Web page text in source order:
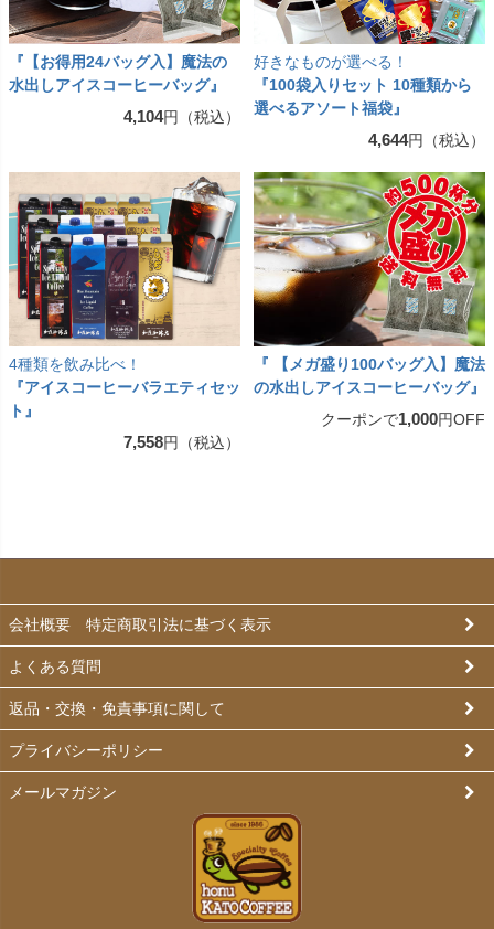
『【お得用24バッグ入】魔法の
水出しアイスコーヒーバッグ』
4,104円（税込）
好きなものが選べる！
『100袋入りセット 10種類から
選べるアソート福袋』
4,644円（税込）
4種類を飲み比べ！
『アイスコーヒーバラエティセッ
ト』
7,558円（税込）
『 【メガ盛り100バッグ入】魔法
の水出しアイスコーヒーバッグ』
クーポンで1,000円OFF
会社概要 特定商取引法に基づく表示
よくある質問
返品・交換・免責事項に関して
プライバシーポリシー
メールマガジン